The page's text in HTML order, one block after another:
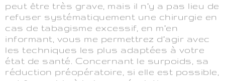
peut être très grave, mais il n’y a pas lieu de
refuser systématiquement une chirurgie en
cas de tabagisme excessif, en m’en
informant, vous me permettrez d’agir avec
les techniques les plus adaptées à votre
état de santé. Concernant le surpoids, sa
réduction préopératoire, si elle est possible,